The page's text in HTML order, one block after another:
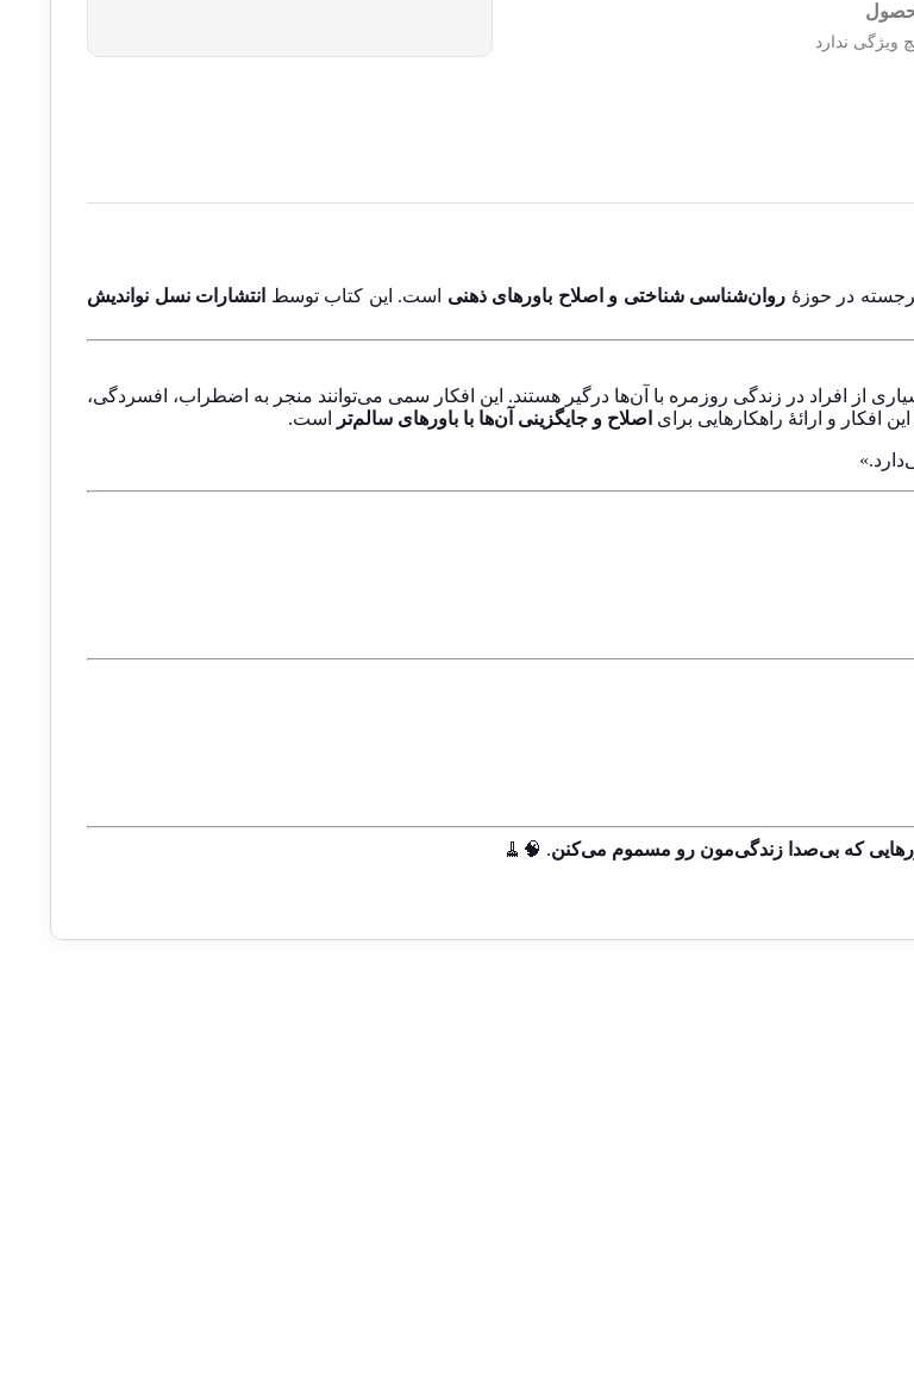
ویژگی ندارد
در حوزهٔ روان‌شناسی شناختی و اصلاح باورهای ذهنی است. این کتاب توسط انتشارات نسل نواندیش
از افراد در زندگی روزمره با آن‌ها درگیر هستند. این افکار سمی می‌توانند منجر به اضطراب، افسردگی،
و ارائهٔ راهکارهایی برای اصلاح و جایگزینی آن‌ها با باورهای سالم‌تر است.
که بی‌صدا زندگی‌مون رو مسموم می‌کنن. 🧠🧹